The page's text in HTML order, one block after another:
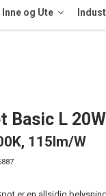
Inne og Ute
Basic L
115lm/W